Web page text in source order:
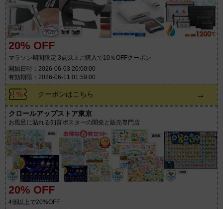
20% OFF
マラソン期間限定 3点以上ご購入で10％OFFクーポン
開始日時：2026-06-03 20:00:00
有効期限：2026-06-11 01:59:00
クーポンはこちら →
クロールアップストア東京
お風呂に貼れる知育ポスターの開発と販売専門店
20% OFF
4個以上で20%OFF